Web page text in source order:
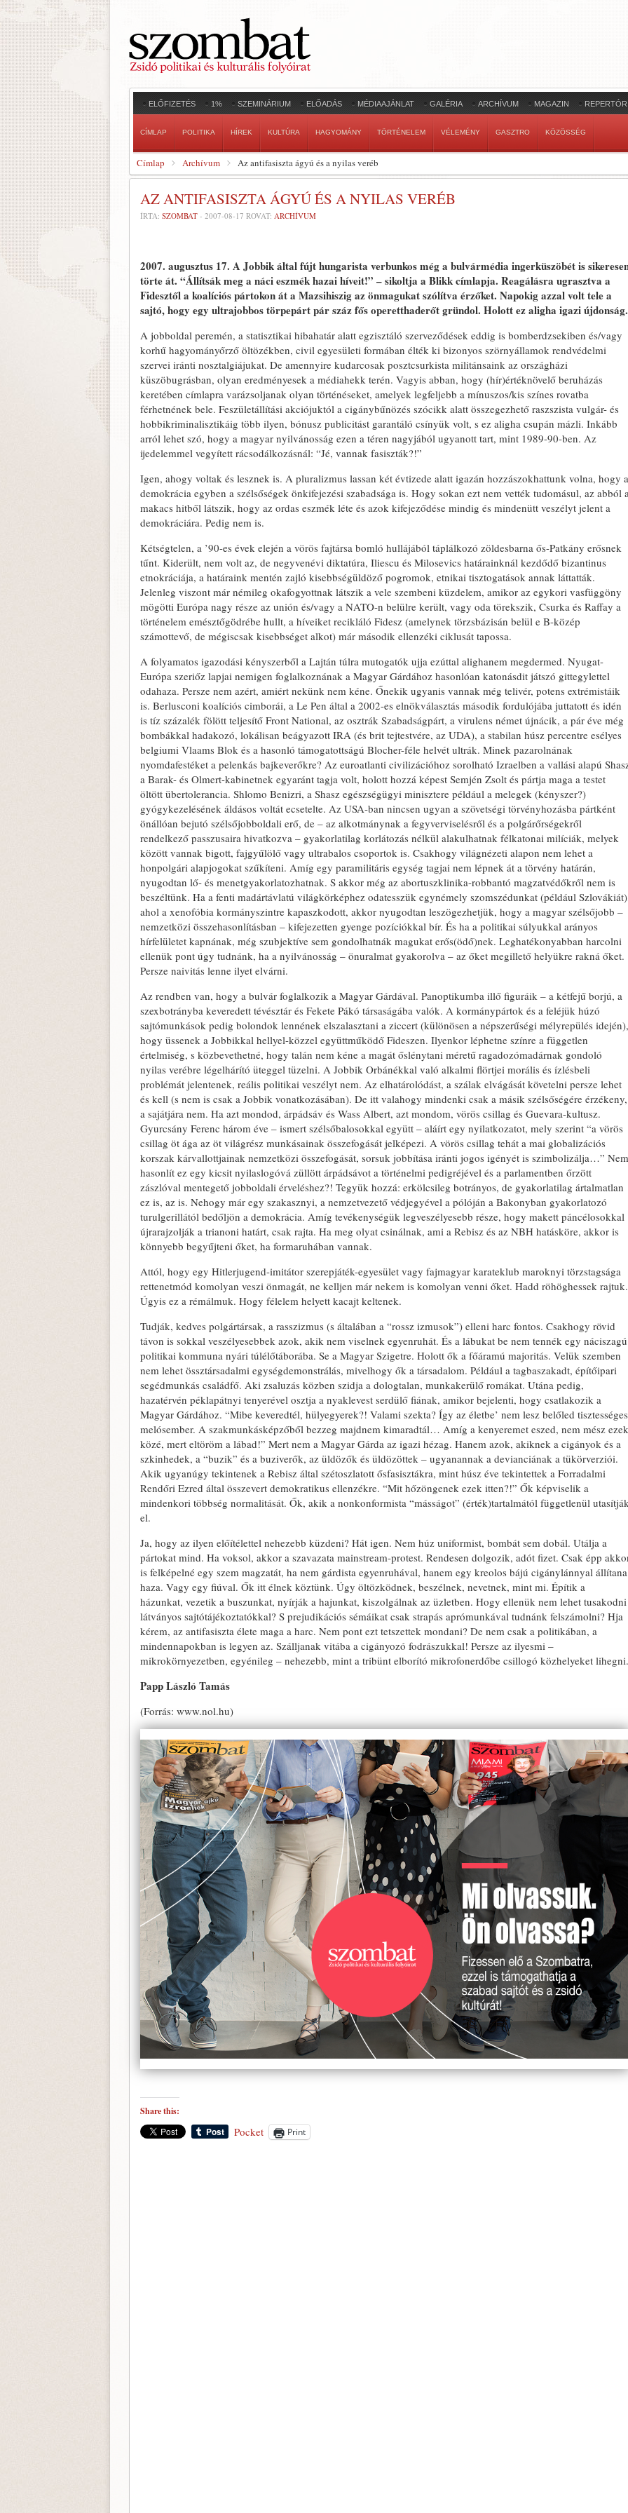
ELŐFIZETÉS 1% SZEMINÁRIUM ELŐADÁS MÉDIAAJÁNLAT GALÉRIA ARCHÍVUM MAGAZIN
CÍMLAP POLITIKA HÍREK KULTÚRA HAGYOMÁNY TÖRTÉNELEM VÉLEMÉNY GASZTRO KÖZÖSSÉG
Címlap Archívum Az antifasiszta ágyú és a nyilas veréb
AZ ANTIFASISZTA ÁGYÚ ÉS A NYILAS VERÉB
ÍRTA: SZOMBAT - 2007-08-17 ROVAT: ARCHÍVUM
2007. augusztus 17. A Jobbik által fújt hungarista verbunkos még a bulvármédia ingerküszöbét is
törte át. “Állítsák meg a náci eszmék hazai híveit!” – sikoltja a Blikk címlapja. Reagálásra ugrasztva a
Fidesztől a koalíciós pártokon át a Mazsihiszig az önmagukat szólítva érzőket. Napokig azzal volt tele a
sajtó, hogy egy ultrajobbos törpepárt pár száz fős operetthaderőt gründol. Holott ez aligha igazi újdonság.
A jobboldal peremén, a statisztikai hibahatár alatt egzisztáló szerveződések eddig is bomberdzsekiben és/vagy
korhű hagyományőrző öltözékben, civil egyesületi formában élték ki bizonyos szörnyállamok rendvédelmi
szervei iránti nosztalgiájukat. De amennyire kudarcosak posztcsurkista militánsaink az országházi
küszöbugrásban, olyan eredményesek a médiahekk terén. Vagyis abban, hogy (hír)értéknövelő beruházás
keretében címlapra varázsoljanak olyan történéseket, amelyek legfeljebb a mínuszos/kis színes rovatba
férhetnének bele. Feszületállítási akciójuktól a cigánybűnözés szócikk alatt összegezhető raszszista vulgár- és
hobbikriminalisztikáig több ilyen, bónusz publicitást garantáló csínyük volt, s ez aligha csupán mázli. Inkább
arról lehet szó, hogy a magyar nyilvánosság ezen a téren nagyjából ugyanott tart, mint 1989-90-ben. Az
ijedelemmel vegyített rácsodálkozásnál: “Jé, vannak fasiszták?!”
Igen, ahogy voltak és lesznek is. A pluralizmus lassan két évtizede alatt igazán hozzászokhattunk volna, hogy a
demokrácia egyben a szélsőségek önkifejezési szabadsága is. Hogy sokan ezt nem vették tudomásul, az abból
makacs hitből látszik, hogy az ordas eszmék léte és azok kifejeződése mindig és mindenütt veszélyt jelent a
demokráciára. Pedig nem is.
Kétségtelen, a ’90-es évek elején a vörös fajtársa bomló hullájából táplálkozó zöldesbarna ős-Patkány erősnek
tűnt. Kiderült, nem volt az, de negyvenévi diktatúra, Iliescu és Milosevics határainknál kezdődő bizantinus
etnokráciája, a határaink mentén zajló kisebbségüldöző pogromok, etnikai tisztogatások annak láttatták.
Jelenleg viszont már némileg okafogyottnak látszik a vele szembeni küzdelem, amikor az egykori vasfüggöny
mögötti Európa nagy része az unión és/vagy a NATO-n belülre került, vagy oda törekszik, Csurka és Raffay a
történelem emésztőgödrébe hullt, a híveiket recikláló Fidesz (amelynek törzsbázisán belül e B-közép
számottevő, de mégiscsak kisebbséget alkot) már második ellenzéki ciklusát tapossa.
A folyamatos igazodási kényszerből a Lajtán túlra mutogatók ujja ezúttal alighanem megdermed. Nyugat-
Európa szeriőz lapjai nemigen foglalkoznának a Magyar Gárdához hasonlóan katonásdit játszó gittegylettel
odahaza. Persze nem azért, amiért nekünk nem kéne. Őnekik ugyanis vannak még telivér, potens extrémistáik
is. Berlusconi koalíciós cimborái, a Le Pen által a 2002-es elnökválasztás második fordulójába juttatott és idén
is tíz százalék fölött teljesítő Front National, az osztrák Szabadságpárt, a virulens német újnácik, a pár éve még
bombákkal hadakozó, lokálisan beágyazott IRA (és brit tejtestvére, az UDA), a stabilan húsz percentre esélyes
belgiumi Vlaams Blok és a hasonló támogatottságú Blocher-féle helvét ultrák. Minek pazarolnának
nyomdafestéket a pelenkás bajkeverőkre? Az euroatlanti civilizációhoz sorolható Izraelben a vallási alapú
a Barak- és Olmert-kabinetnek egyaránt tagja volt, holott hozzá képest Semjén Zsolt és pártja maga a testet
öltött übertolerancia. Shlomo Benizri, a Shasz egészségügyi minisztere például a melegek (kényszer?)
gyógykezelésének áldásos voltát ecsetelte. Az USA-ban nincsen ugyan a szövetségi törvényhozásba pártként
önállóan bejutó szélsőjobboldali erő, de – az alkotmánynak a fegyverviselésről és a polgárőrségekről
rendelkező passzusaira hivatkozva – gyakorlatilag korlátozás nélkül alakulhatnak félkatonai milíciák, melyek
között vannak bigott, fajgyűlölő vagy ultrabalos csoportok is. Csakhogy világnézeti alapon nem lehet a
honpolgári alapjogokat szűkíteni. Amíg egy paramilitáris egység tagjai nem lépnek át a törvény határán,
nyugodtan lő- és menetgyakorlatozhatnak. S akkor még az abortuszklinika-robbantó magzatvédőkről nem is
beszéltünk. Ha a fenti madártávlatú világkörképhez odatesszük egynémely szomszédunkat (például
ahol a xenofóbia kormányszintre kapaszkodott, akkor nyugodtan leszögezhetjük, hogy a magyar szélsőjobb –
nemzetközi összehasonlításban – kifejezetten gyenge pozíciókkal bír. És ha a politikai súlyukkal arányos
hírfelületet kapnának, még szubjektíve sem gondolhatnák magukat erős(ödő)nek. Leghatékonyabban harcolni
ellenük pont úgy tudnánk, ha a nyilvánosság – önuralmat gyakorolva – az őket megillető helyükre rakná őket.
Persze naivitás lenne ilyet elvárni.
Az rendben van, hogy a bulvár foglalkozik a Magyar Gárdával. Panoptikumba illő figuráik – a kétfejű borjú, a
szexbotrányba keveredett tévésztár és Fekete Pákó társaságába valók. A kormánypártok és a feléjük húzó
sajtómunkások pedig bolondok lennének elszalasztani a ziccert (különösen a népszerűségi mélyrepülés idején),
hogy üssenek a Jobbikkal hellyel-közzel együttműködő Fideszen. Ilyenkor léphetne színre a független
értelmiség, s közbevethetné, hogy talán nem kéne a magát őslénytani méretű ragadozómadárnak gondoló
nyilas verébre légelhárító üteggel tüzelni. A Jobbik Orbánékkal való alkalmi flörtjei morális és ízlésbeli
problémát jelentenek, reális politikai veszélyt nem. Az elhatárolódást, a szálak elvágását követelni persze lehet
és kell (s nem is csak a Jobbik vonatkozásában). De itt valahogy mindenki csak a másik szélsőségére érzékeny,
a sajátjára nem. Ha azt mondod, árpádsáv és Wass Albert, azt mondom, vörös csillag és Guevara-kultusz.
Gyurcsány Ferenc három éve – ismert szélsőbalosokkal együtt – aláírt egy nyilatkozatot, mely szerint “a vörös
csillag öt ága az öt világrész munkásainak összefogását jelképezi. A vörös csillag tehát a mai globalizációs
korszak kárvallottjainak nemzetközi összefogását, sorsuk jobbítása iránti jogos igényét is szimbolizálja…” Nem
hasonlít ez egy kicsit nyilaslogóvá züllött árpádsávot a történelmi pedigréjével és a parlamentben őrzött
zászlóval mentegető jobboldali érveléshez?! Tegyük hozzá: erkölcsileg botrányos, de gyakorlatilag ártalmatlan
ez is, az is. Nehogy már egy szakasznyi, a nemzetvezető védjegyével a pólóján a Bakonyban gyakorlatozó
turulgerillától bedőljön a demokrácia. Amíg tevékenységük legveszélyesebb része, hogy makett páncélosokkal
újrarajzolják a trianoni határt, csak rajta. Ha meg olyat csinálnak, ami a Rebisz és az NBH hatásköre, akkor is
könnyebb begyűjteni őket, ha formaruhában vannak.
Attól, hogy egy Hitlerjugend-imitátor szerepjáték-egyesület vagy fajmagyar karateklub maroknyi törzstagsága
rettenetmód komolyan veszi önmagát, ne kelljen már nekem is komolyan venni őket. Hadd röhöghessek rajtuk.
Úgyis ez a rémálmuk. Hogy félelem helyett kacajt keltenek.
Tudják, kedves polgártársak, a rasszizmus (s általában a “rossz izmusok”) elleni harc fontos. Csakhogy rövid
távon is sokkal veszélyesebbek azok, akik nem viselnek egyenruhát. És a lábukat be nem tennék egy náciszagú
politikai kommuna nyári túlélőtáborába. Se a Magyar Szigetre. Holott ők a főáramú majoritás. Velük szemben
nem lehet össztársadalmi egységdemonstrálás, mivelhogy ők a társadalom. Például a tagbaszakadt, építőipari
segédmunkás családfő. Aki zsaluzás közben szidja a dologtalan, munkakerülő romákat. Utána pedig,
hazatérvén péklapátnyi tenyerével osztja a nyaklevest serdülő fiának, amikor bejelenti, hogy csatlakozik a
Magyar Gárdához. “Mibe keveredtél, hülyegyerek?! Valami szekta? Így az életbe’ nem lesz belőled tisztességes
melósember. A szakmunkásképzőből bezzeg majdnem kimaradtál… Amíg a kenyeremet eszed, nem mész ezek
közé, mert eltöröm a lábad!” Mert nem a Magyar Gárda az igazi hézag. Hanem azok, akiknek a cigányok és a
szkinhedek, a “buzik” és a buziverők, az üldözők és üldözöttek – ugyanannak a devianciának a tükörverziói.
Akik ugyanúgy tekintenek a Rebisz által szétoszlatott ősfasisztákra, mint húsz éve tekintettek a Forradalmi
Rendőri Ezred által összevert demokratikus ellenzékre. “Mit hőzöngenek ezek itten?!” Ők képviselik a
mindenkori többség normalitását. Ők, akik a nonkonformista “másságot” (érték)tartalmától függetlenül
el.
Ja, hogy az ilyen előítélettel nehezebb küzdeni? Hát igen. Nem húz uniformist, bombát sem dobál. Utálja a
pártokat mind. Ha voksol, akkor a szavazata mainstream-protest. Rendesen dolgozik, adót fizet. Csak épp
is felképelné egy szem magzatát, ha nem gárdista egyenruhával, hanem egy kreolos bájú cigánylánnyal állítana
haza. Vagy egy fiúval. Ők itt élnek köztünk. Úgy öltözködnek, beszélnek, nevetnek, mint mi. Építik a
házunkat, vezetik a buszunkat, nyírják a hajunkat, kiszolgálnak az üzletben. Hogy ellenük nem lehet tusakodni
látványos sajtótájékoztatókkal? S prejudikációs sémáikat csak strapás aprómunkával tudnánk felszámolni? Hja
kérem, az antifasiszta élete maga a harc. Nem pont ezt tetszettek mondani? De nem csak a politikában, a
mindennapokban is legyen az. Szálljanak vitába a cigányozó fodrászukkal! Persze az ilyesmi –
mikrokörnyezetben, egyénileg – nehezebb, mint a tribünt elborító mikrofonerdőbe csillogó közhelyeket lihegni.
Papp László Tamás
(Forrás: www.nol.hu)
Share this:
Pocket Print